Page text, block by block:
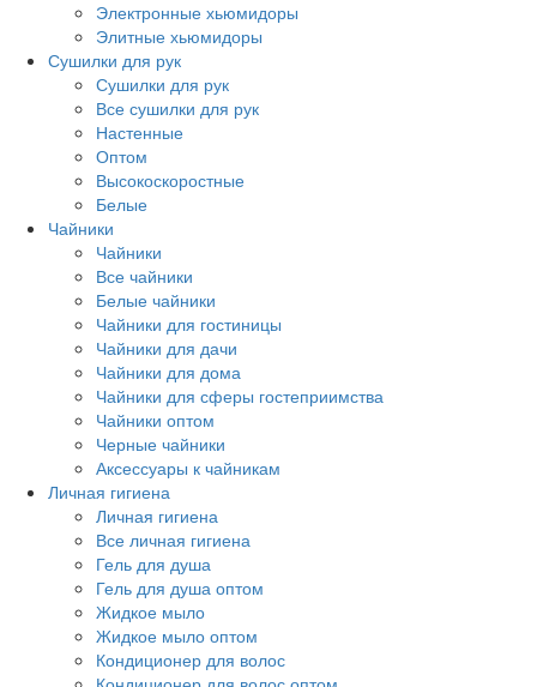
Электронные хьюмидоры
Элитные хьюмидоры
Сушилки для рук
Сушилки для рук
Все сушилки для рук
Настенные
Оптом
Высокоскоростные
Белые
Чайники
Чайники
Все чайники
Белые чайники
Чайники для гостиницы
Чайники для дачи
Чайники для дома
Чайники для сферы гостеприимства
Чайники оптом
Черные чайники
Аксессуары к чайникам
Личная гигиена
Личная гигиена
Все личная гигиена
Гель для душа
Гель для душа оптом
Жидкое мыло
Жидкое мыло оптом
Кондиционер для волос